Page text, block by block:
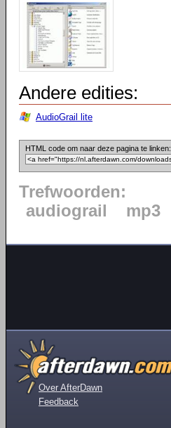
Andere edities:
AudioGrail lite
HTML code om naar deze pagina te linken:
Trefwoorden:
audiograil
mp3
Over AfterDawn
Feedback